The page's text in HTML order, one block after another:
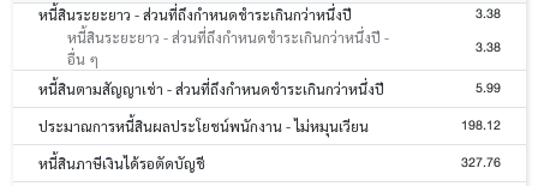
หนี้สินระยะยาว - ส่วนที่ถึงกำหนดชำระเกินกว่าหนึ่งปี 3.38
หนี้สินระยะยาว - ส่วนที่ถึงกำหนดชำระเกินกว่าหนึ่งปี -
อื่น ๆ
3.38
หนี้สินตามสัญญาเช่า - ส่วนที่ถึงกำหนดชำระเกินกว่าหนึ่งปี 5.99
ประมาณการหนี้สินผลประโยชน์พนักงาน - ไม่หมุนเวียน 198.12
หนี้สินภาษีเงินได้รอตัดบัญชี 327.76